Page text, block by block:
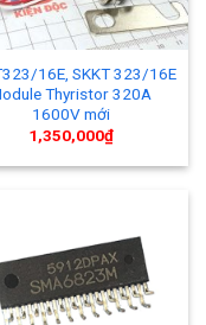
16E, SKKT 323/16E
Thyristor 320A
1600V mới
1,350,000₫